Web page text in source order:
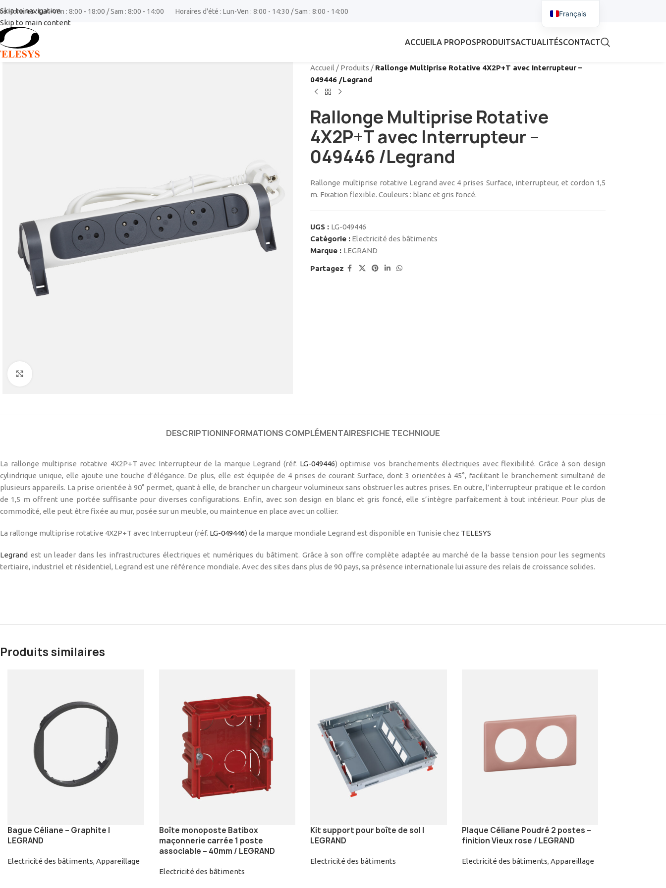
Skip to navigation
Skip to main content
Horaires : Lun-Ven : 8:00 - 18:00 / Sam : 8:00 - 14:00 Horaires d'été : Lun-Ven : 8:00 - 14:30 / Sam : 8:00 - 14:00
ACCUEILA PROPOSPRODUITSACTUALITÉSCONTACT
Accueil / Produits / Rallonge Multiprise Rotative 4X2P+T avec Interrupteur –
049446 /Legrand
Rallonge Multiprise Rotative
4X2P+T avec Interrupteur –
049446 /Legrand
Rallonge multiprise rotative Legrand avec 4 prises Surface, interrupteur, et cordon 1,5
m. Fixation flexible. Couleurs : blanc et gris foncé.
UGS : LG-049446
Catégorie : Electricité des bâtiments
Marque : LEGRAND
Partagez
DESCRIPTIONINFORMATIONS COMPLÉMENTAIRESFICHE TECHNIQUE
La rallonge multiprise rotative 4X2P+T avec Interrupteur de la marque Legrand (réf. LG-049446) optimise vos branchements électriques avec flexibilité. Grâce à son design
cylindrique unique, elle ajoute une touche d’élégance. De plus, elle est équipée de 4 prises de courant Surface, dont 3 orientées à 45°, facilitant le branchement simultané de
plusieurs appareils. La prise orientée à 90° permet, quant à elle, de brancher un chargeur volumineux sans obstruer les autres prises. En outre, l’interrupteur pratique et le cordon
de 1,5 m offrent une portée suffisante pour diverses configurations. Enfin, avec son design en blanc et gris foncé, elle s’intègre parfaitement à tout intérieur. Pour plus de
commodité, elle peut être fixée au mur, posée sur un meuble, ou maintenue en place avec un collier.
La rallonge multiprise rotative 4X2P+T avec Interrupteur (réf. LG-049446) de la marque mondiale Legrand est disponible en Tunisie chez TELESYS
Legrand est un leader dans les infrastructures électriques et numériques du bâtiment. Grâce à son offre complète adaptée au marché de la basse tension pour les segments
tertiaire, industriel et résidentiel, Legrand est une référence mondiale. Avec des sites dans plus de 90 pays, sa présence internationale lui assure des relais de croissance solides.
Produits similaires
Bague Céliane – Graphite |
LEGRAND
Electricité des bâtiments, Appareillage
Boîte monoposte Batibox
maçonnerie carrée 1 poste
associable – 40mm / LEGRAND
Electricité des bâtiments
Kit support pour boîte de sol |
LEGRAND
Electricité des bâtiments
Plaque Céliane Poudré 2 postes –
finition Vieux rose / LEGRAND
Electricité des bâtiments, Appareillage
Français